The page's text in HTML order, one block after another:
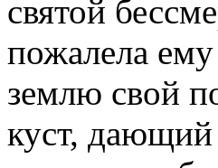
святой
пожалела
землю свой
куст,